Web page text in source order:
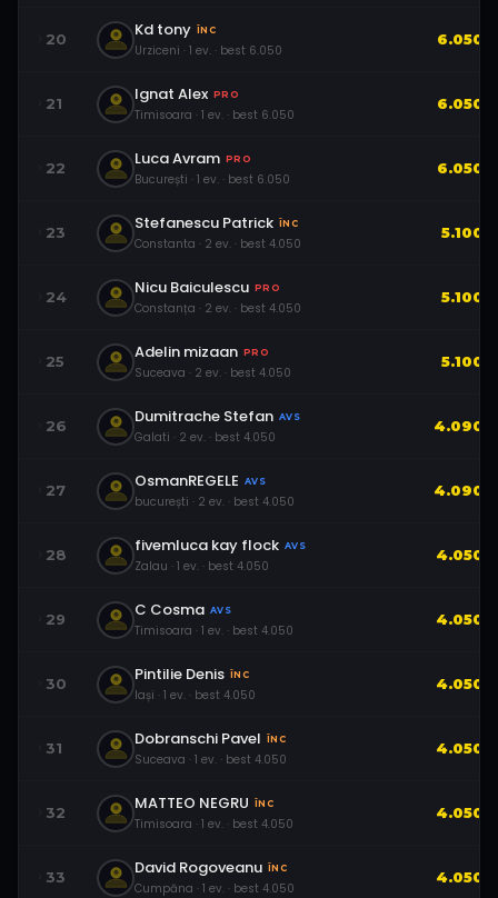
20 Kd tony ÎNC
Urziceni · 1 ev. · best 6.050
6.050
21 Ignat Alex PRO
Timisoara · 1 ev. · best 6.050
6.050
22 Luca Avram PRO
București · 1 ev. · best 6.050
6.050
23 Stefanescu Patrick ÎNC
Constanta · 2 ev. · best 4.050
5.100
24 Nicu Baiculescu PRO
Constanța · 2 ev. · best 4.050
5.100
25 Adelin mizaan PRO
Suceava · 2 ev. · best 4.050
5.100
26 Dumitrache Stefan AVS
Galati · 2 ev. · best 4.050
4.090
27 OsmanREGELE AVS
bucurești · 2 ev. · best 4.050
4.090
28 fivemluca kay flock AVS
Zalau · 1 ev. · best 4.050
4.050
29 C Cosma AVS
Timisoara · 1 ev. · best 4.050
4.050
30 Pintilie Denis ÎNC
Iași · 1 ev. · best 4.050
4.050
31 Dobranschi Pavel ÎNC
Suceava · 1 ev. · best 4.050
4.050
32 MATTEO NEGRU ÎNC
Timisoara · 1 ev. · best 4.050
4.050
33 David Rogoveanu ÎNC
Cumpăna · 1 ev. · best 4.050
4.050